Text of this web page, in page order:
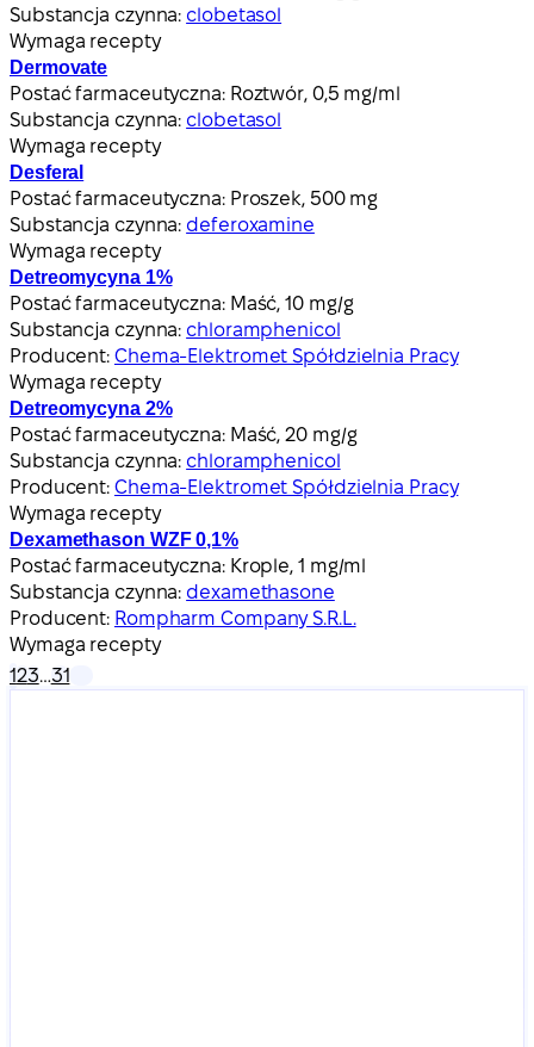
Substancja czynna: clobetasol
Wymaga recepty
Dermovate
Postać farmaceutyczna: Roztwór, 0,5 mg/ml
Substancja czynna: clobetasol
Wymaga recepty
Desferal
Postać farmaceutyczna: Proszek, 500 mg
Substancja czynna: deferoxamine
Wymaga recepty
Detreomycyna 1%
Postać farmaceutyczna: Maść, 10 mg/g
Substancja czynna: chloramphenicol
Producent: Chema-Elektromet Spółdzielnia Pracy
Wymaga recepty
Detreomycyna 2%
Postać farmaceutyczna: Maść, 20 mg/g
Substancja czynna: chloramphenicol
Producent: Chema-Elektromet Spółdzielnia Pracy
Wymaga recepty
Dexamethason WZF 0,1%
Postać farmaceutyczna: Krople, 1 mg/ml
Substancja czynna: dexamethasone
Producent: Rompharm Company S.R.L.
Wymaga recepty
123…31